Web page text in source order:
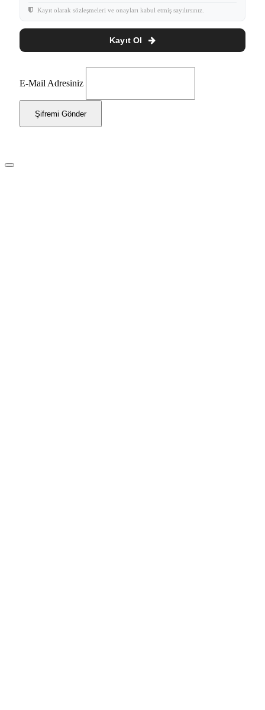
Kayıt olarak sözleşmeleri ve onayları kabul etmiş sayılırsınız.
Kayıt Ol
E-Mail Adresiniz
Şifremi Gönder